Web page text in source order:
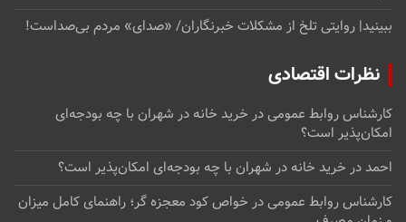
ببینید| روایتی تلخ از مشکلات خبرنگاران/ «صدای» ‌مردم بی‌صدا‌ست!
نظرات اقتصادی
کارشناس روابط عمومیدرخرید خانه در شهران با چه بودجه‌ای
امکان‌پذیر است؟
احمددرخرید خانه در شهران با چه بودجه‌ای امکان‌پذیر است؟
کارشناس روابط عمومیدرخواص کود معجزه گر؛ راهنمای کامل میزان